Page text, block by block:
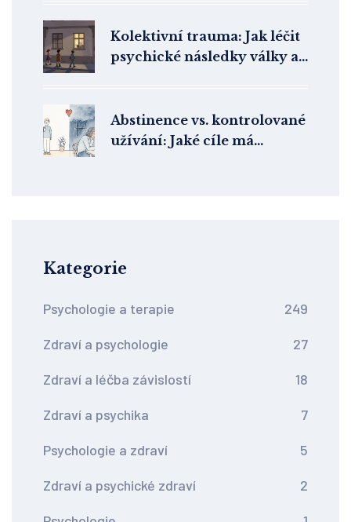
Kolektivní trauma: Jak léčit
psychické následky války a
Abstinence vs. kontrolované
užívání: Jaké cíle má
Kategorie
Psychologie a terapie 249
Zdraví a psychologie 27
Zdraví a léčba závislostí 18
Zdraví a psychika 7
Psychologie a zdraví 5
Zdraví a psychické zdraví 2